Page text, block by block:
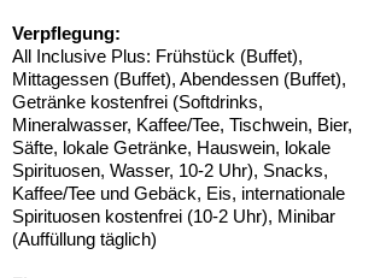
Verpflegung:
All Inclusive Plus: Frühstück (Buffet),
Mittagessen (Buffet), Abendessen (Buffet),
Getränke kostenfrei (Softdrinks,
Mineralwasser, Kaffee/Tee, Tischwein, Bier,
Säfte, lokale Getränke, Hauswein, lokale
Spirituosen, Wasser, 10-2 Uhr), Snacks,
Kaffee/Tee und Gebäck, Eis, internationale
Spirituosen kostenfrei (10-2 Uhr), Minibar
(Auffüllung täglich)